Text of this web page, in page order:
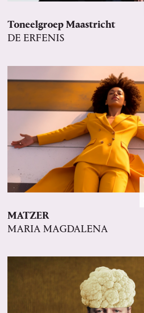
Toneelgroep Maastricht
DE ERFENIS
MATZER
MARIA MAGDALENA